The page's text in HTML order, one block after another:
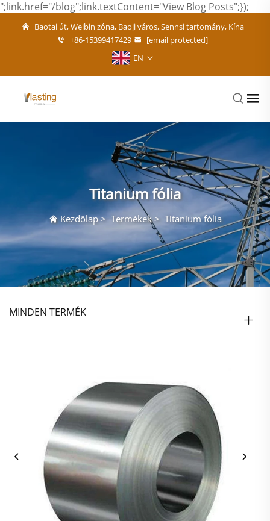
";link.href="/blog";link.textContent="View Blog Posts";});
Baotai út, Weibin zóna, Baoji város, Sennsi tartomány, Kína
+86-15399417429
[email protected]
EN
Titanium fólia
Kezdőlap>Termékek> Titanium fólia
MINDEN TERMÉK